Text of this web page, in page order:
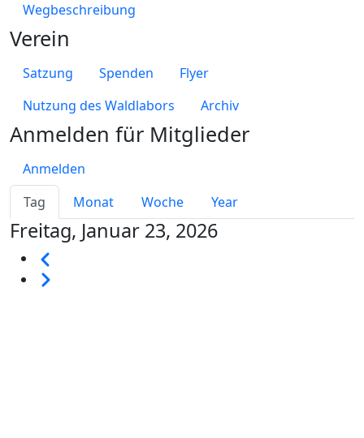
Primary tabs
Tag Monat Woche Year
Freitag, Januar 23, 2026
Seitennummerierung
Weiter
Wegbeschreibung
Verein
Satzung Spenden
Flyer
Nutzung des Waldlabors
Archiv
Anmelden für Mitglieder
Anmelden